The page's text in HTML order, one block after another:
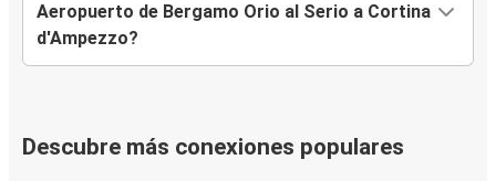
Aeropuerto de Bergamo Orio al Serio a Cortina
d'Ampezzo?
Descubre más conexiones populares